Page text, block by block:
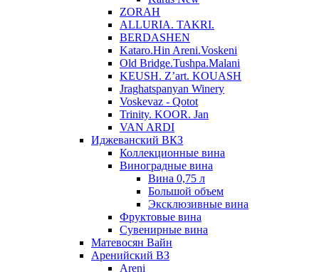
ZORAH
ALLURIA. TAKRI.
BERDASHEN
Kataro.Hin Areni.Voskeni
Old Bridge.Tushpa.Malani
KEUSH. Z’art. KOUASH
Jraghatspanyan Winery
Voskevaz - Qotot
Trinity. KOOR. Jan
VAN ARDI
Иджеванский ВКЗ
Коллекционные вина
Виноградные вина
Вина 0,75 л
Большой объем
Эксклюзивные вина
Фруктовые вина
Cувенирные вина
Матевосян Вайн
Аренийский ВЗ
Areni